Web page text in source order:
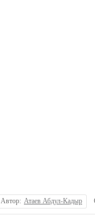
Автор: Атаев Абдул-Кадыр